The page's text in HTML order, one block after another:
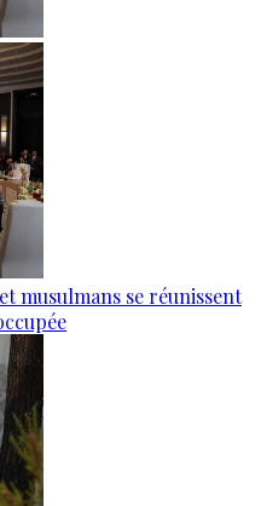
musulmans se réunissent